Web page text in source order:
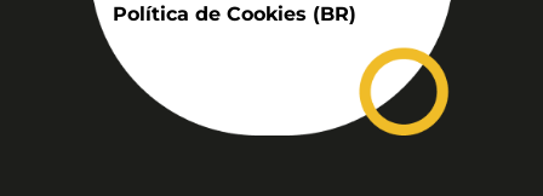
Política de Cookies (BR)